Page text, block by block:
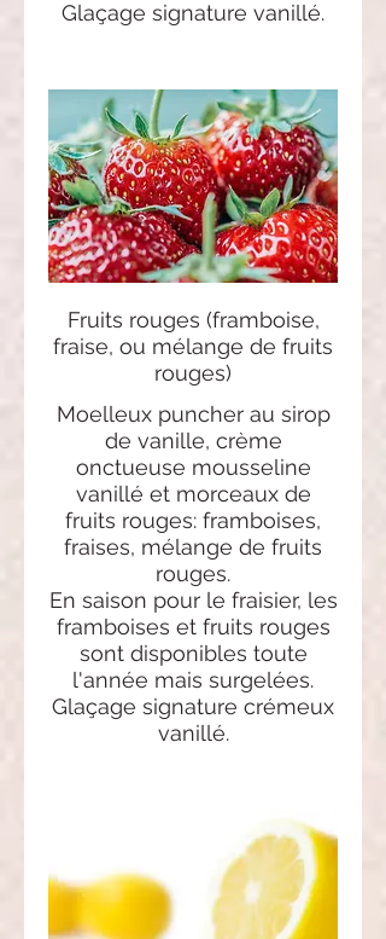
Fruits rouges (framboise,
fraise, ou mélange de fruits
rouges)
Moelleux puncher au sirop
de vanille, crème
onctueuse mousseline
vanillé et morceaux de
fruits rouges: framboises,
fraises, mélange de fruits
rouges.
En saison pour le fraisier, les
framboises et fruits rouges
sont disponibles toute
l'année mais surgelées.
Glaçage signature crémeux
vanillé.